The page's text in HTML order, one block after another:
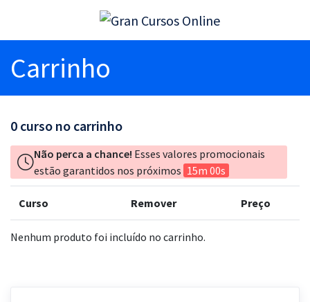
Carrinho
0 curso no carrinho
Não perca a chance! Esses valores promocionais
estão garantidos nos próximos 15m 00s
Curso Remover Preço
Nenhum produto foi incluído no carrinho.